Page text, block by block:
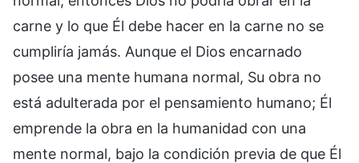
carne y lo que Él debe hacer en la carne no se
cumpliría jamás. Aunque el Dios encarnado
posee una mente humana normal, Su obra no
está adulterada por el pensamiento humano; Él
emprende la obra en la humanidad con una
mente normal, bajo la condición previa de que Él